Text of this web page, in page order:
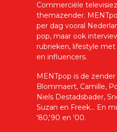
Commerciële
themazender.
per dag vooral
pop, maar ook
rubrieken, lifestyle
en influencers.
MENTpop is de
Blommaert, Camille,
Niels Destadsbader,
Suzan en Freek... En
'80,'90 en '00.